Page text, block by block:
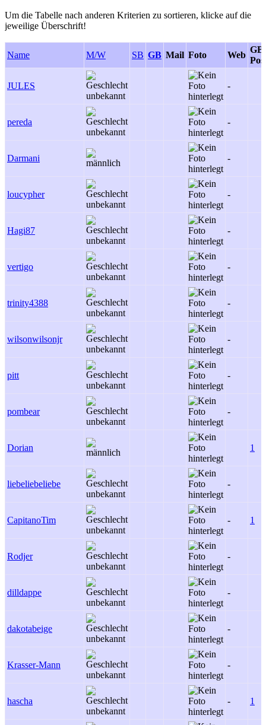
Um die Tabelle nach anderen Kriterien zu sortieren, klicke auf die
jeweilige Überschrift!
Name M/W SB GB Mail Foto Web
GB-
JULES -
pereda -
Darmani -
loucypher -
Hagi87 -
vertigo -
trinity4388 -
wilsonwilsonjr -
pitt -
pombear -
Dorian 1
liebeliebeliebe -
CapitanoTim - 1
Rodjer -
dilldappe -
dakotabeige -
Krasser-Mann -
hascha - 1